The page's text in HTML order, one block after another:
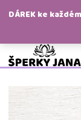
Přeskočit
na
DÁREK ke